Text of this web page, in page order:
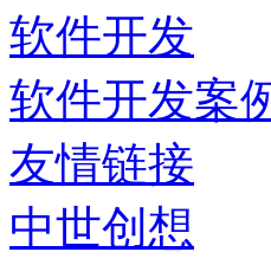
软件开发
软件开发案
友情链接
中世创想